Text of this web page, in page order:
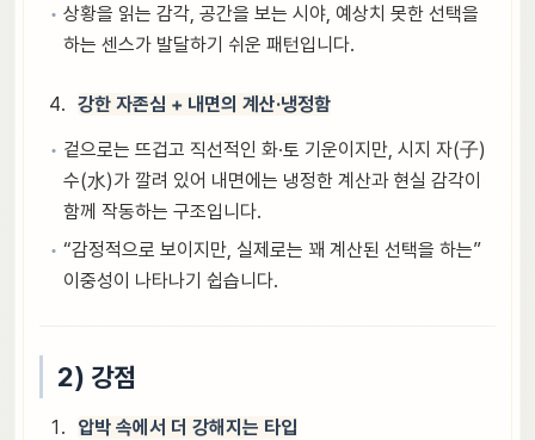
상황을 읽는 감각, 공간을 보는 시야, 예상치 못한 선택을
하는 센스가 발달하기 쉬운 패턴입니다.
강한 자존심 + 내면의 계산·냉정함
겉으로는 뜨겁고 직선적인 화·토 기운이지만, 시지 자(子)
수(水)가 깔려 있어 내면에는 냉정한 계산과 현실 감각이
함께 작동하는 구조입니다.
“감정적으로 보이지만, 실제로는 꽤 계산된 선택을 하는”
이중성이 나타나기 쉽습니다.
2) 강점
압박 속에서 더 강해지는 타입